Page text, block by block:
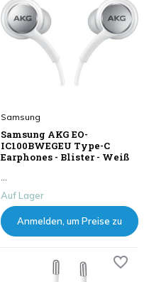
Samsung
Samsung AKG EO-
IC100BWEGEU Type-C
Earphones - Blister - Weiß
...
Auf Lager
Anmelden, um Preise zu